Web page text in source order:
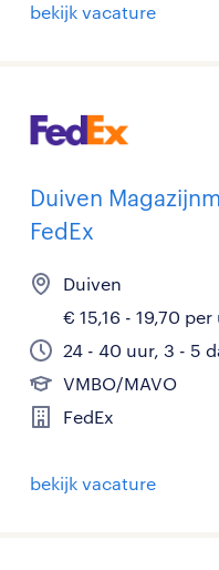
bekijk vacature
Duiven
FedEx
Duiven
€ 15,16 - 19,70 per
24 - 40 uur, 3 - 5
VMBO/MAVO
FedEx
bekijk vacature